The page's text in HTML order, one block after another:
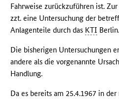
Fahrweise zurückzuführen ist.
zzt. eine Untersuchung der
Anlagenteile durch das KTI Berlin.
Die bisherigen Untersuchungen
andere als die vorgenannte
Handlung.
Da es bereits am 25.4.1967 in